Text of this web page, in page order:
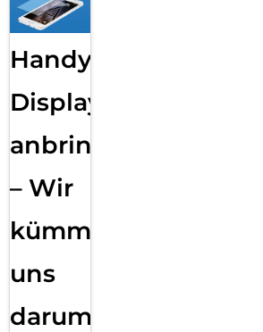
Handy
Displayfolie
anbringen
– Wir
kümmern
uns
darum!